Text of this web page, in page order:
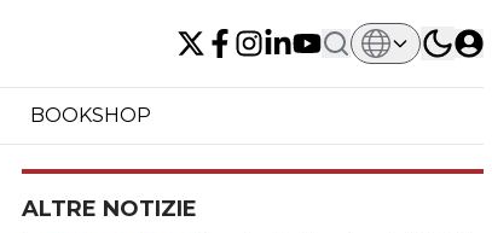
BOOKSHOP
ALTRE NOTIZIE